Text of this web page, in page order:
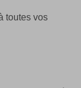
toutes vos